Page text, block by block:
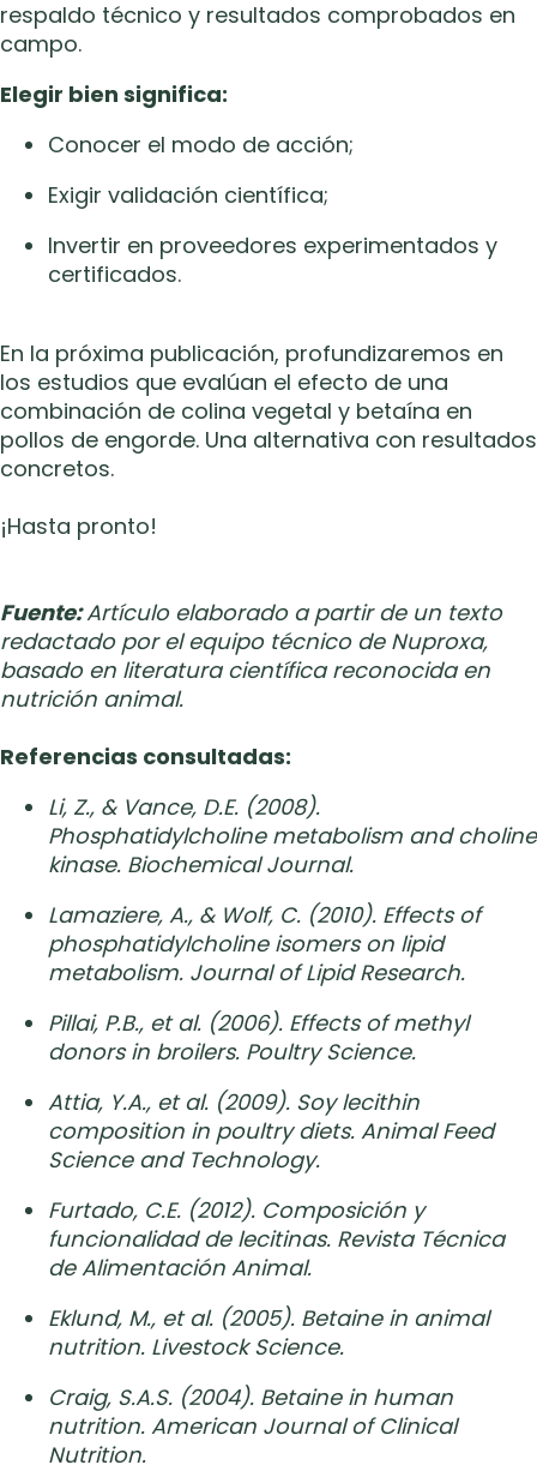
respaldo técnico y resultados comprobados en
campo.
Elegir bien significa:
Conocer el modo de acción;
Exigir validación científica;
Invertir en proveedores experimentados y
certificados.
En la próxima publicación, profundizaremos en
los estudios que evalúan el efecto de una
combinación de colina vegetal y betaína en
pollos de engorde. Una alternativa con resultados
concretos.
¡Hasta pronto!
Fuente:Artículo elaborado a partir de un texto
redactado por el equipo técnico de Nuproxa,
basado en literatura científica reconocida en
nutrición animal.
Referencias consultadas:
Li, Z., & Vance, D.E. (2008).
Phosphatidylcholine metabolism and choline
kinase. Biochemical Journal.
Lamaziere, A., & Wolf, C. (2010). Effects of
phosphatidylcholine isomers on lipid
metabolism. Journal of Lipid Research.
Pillai, P.B., et al. (2006). Effects of methyl
donors in broilers. Poultry Science.
Attia, Y.A., et al. (2009). Soy lecithin
composition in poultry diets. Animal Feed
Science and Technology.
Furtado, C.E. (2012). Composición y
funcionalidad de lecitinas. Revista Técnica
de Alimentación Animal.
Eklund, M., et al. (2005). Betaine in animal
nutrition. Livestock Science.
Craig, S.A.S. (2004). Betaine in human
nutrition. American Journal of Clinical
Nutrition.